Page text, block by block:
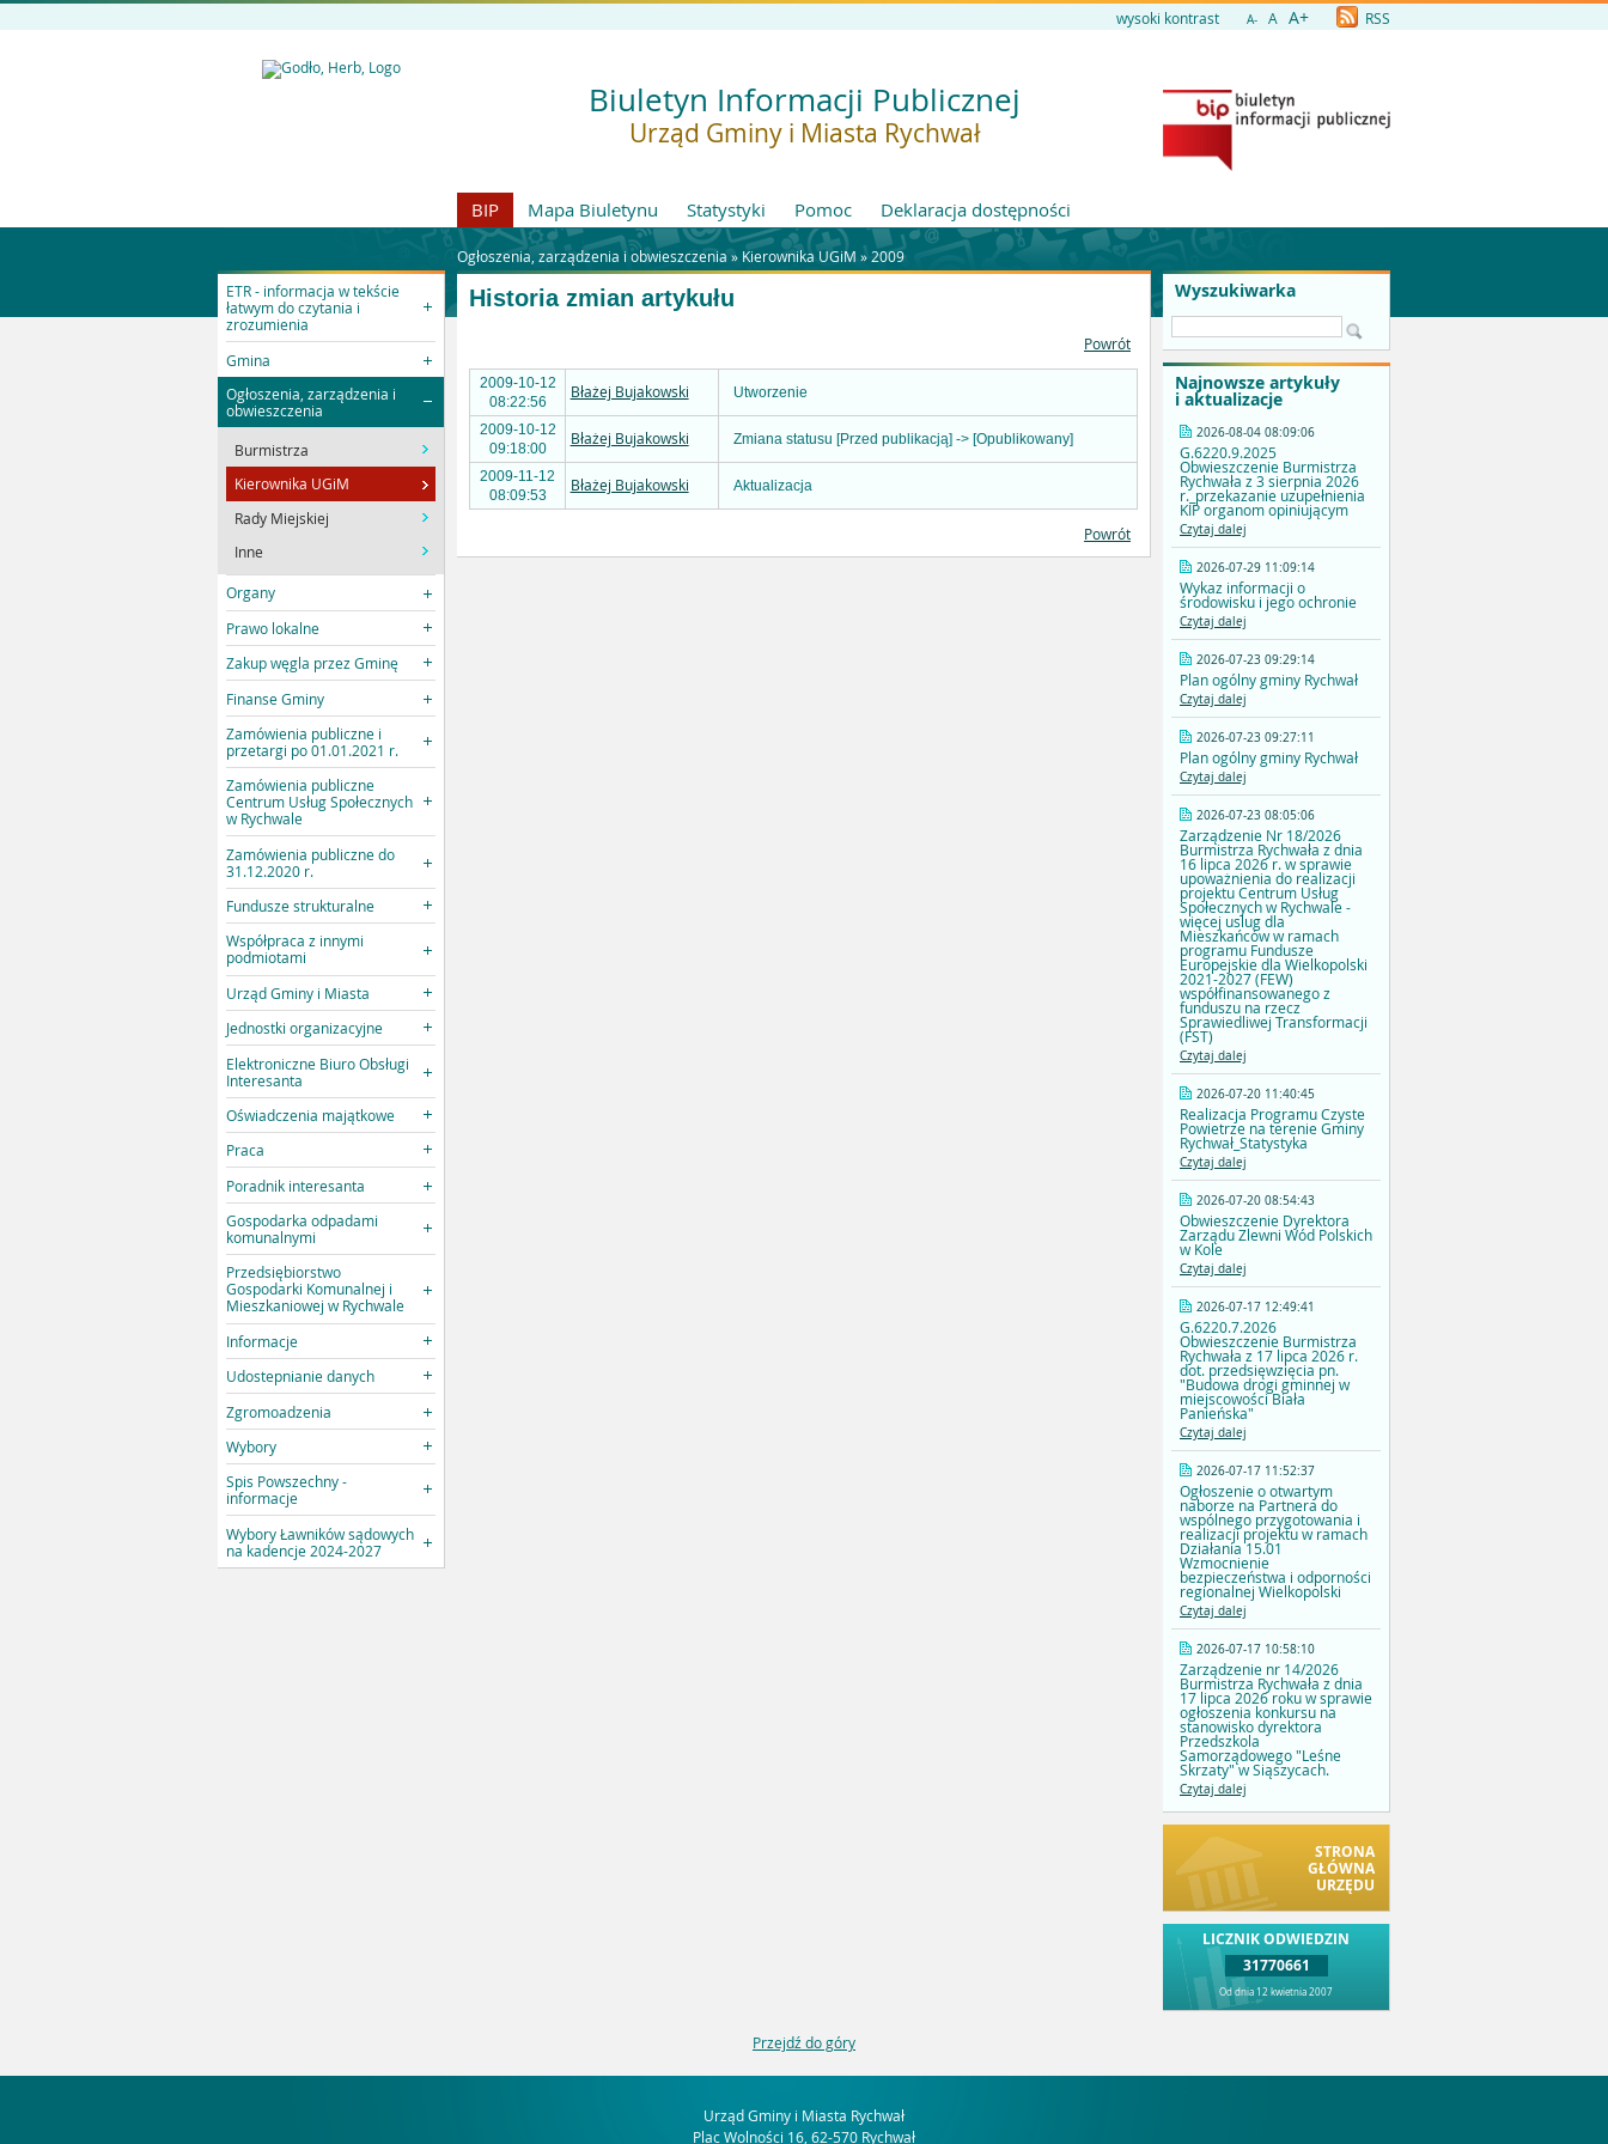
wysoki kontrast A- A A+ RSS
Biuletyn Informacji Publicznej
Urząd Gminy i Miasta Rychwał
BIP Mapa Biuletynu Statystyki Pomoc Deklaracja dostępności
Ogłoszenia, zarządzenia i obwieszczenia » Kierownika UGiM » 2009
ETR - informacja w tekście
łatwym do czytania i
zrozumienia
Gmina
Ogłoszenia, zarządzenia i
obwieszczenia
Burmistrza
Kierownika UGiM
Rady Miejskiej
Inne
Organy
Prawo lokalne
Zakup węgla przez Gminę
Finanse Gminy
Zamówienia publiczne i
przetargi po 01.01.2021 r.
Zamówienia publiczne
Centrum Usług Społecznych
w Rychwale
Zamówienia publiczne do
31.12.2020 r.
Fundusze strukturalne
Współpraca z innymi
podmiotami
Urząd Gminy i Miasta
Jednostki organizacyjne
Elektroniczne Biuro Obsługi
Interesanta
Oświadczenia majątkowe
Praca
Poradnik interesanta
Gospodarka odpadami
komunalnymi
Przedsiębiorstwo
Gospodarki Komunalnej i
Mieszkaniowej w Rychwale
Informacje
Udostepnianie danych
Zgromoadzenia
Wybory
Spis Powszechny -
informacje
Wybory Ławników sądowych
na kadencje 2024-2027
Wyszukiwarka
Najnowsze artykuły
i aktualizacje
2026-08-04 08:09:06
G.6220.9.2025
Obwieszczenie Burmistrza
Rychwała z 3 sierpnia 2026
r._przekazanie uzupełnienia
KIP organom opiniującym
Czytaj dalej
2026-07-29 11:09:14
Wykaz informacji o
środowisku i jego ochronie
Czytaj dalej
2026-07-23 09:29:14
Plan ogólny gminy Rychwał
Czytaj dalej
2026-07-23 09:27:11
Plan ogólny gminy Rychwał
Czytaj dalej
2026-07-23 08:05:06
Zarządzenie Nr 18/2026
Burmistrza Rychwała z dnia
16 lipca 2026 r. w sprawie
upoważnienia do realizacji
projektu Centrum Usług
Społecznych w Rychwale -
więcej uslug dla
Mieszkańców w ramach
programu Fundusze
Europejskie dla Wielkopolski
2021-2027 (FEW)
współfinansowanego z
funduszu na rzecz
Sprawiedliwej Transformacji
(FST)
Czytaj dalej
2026-07-20 11:40:45
Realizacja Programu Czyste
Powietrze na terenie Gminy
Rychwał_Statystyka
Czytaj dalej
2026-07-20 08:54:43
Obwieszczenie Dyrektora
Zarządu Zlewni Wód Polskich
w Kole
Czytaj dalej
2026-07-17 12:49:41
G.6220.7.2026
Obwieszczenie Burmistrza
Rychwała z 17 lipca 2026 r.
dot. przedsięwzięcia pn.
"Budowa drogi gminnej w
miejscowości Biała
Panieńska"
Czytaj dalej
2026-07-17 11:52:37
Ogłoszenie o otwartym
naborze na Partnera do
wspólnego przygotowania i
realizacji projektu w ramach
Działania 15.01
Wzmocnienie
bezpieczeństwa i odporności
regionalnej Wielkopolski
Czytaj dalej
2026-07-17 10:58:10
Zarządzenie nr 14/2026
Burmistrza Rychwała z dnia
17 lipca 2026 roku w sprawie
ogłoszenia konkursu na
stanowisko dyrektora
Przedszkola
Samorządowego "Leśne
Skrzaty" w Siąszycach.
Czytaj dalej
STRONA
GŁÓWNA
URZĘDU
LICZNIK ODWIEDZIN
31770661
Od dnia 12 kwietnia 2007
Historia zmian artykułu
Powrót
2009-10-12
08:22:56
Błażej Bujakowski Utworzenie
2009-10-12
09:18:00
Błażej Bujakowski Zmiana statusu [Przed publikacją] -> [Opublikowany]
2009-11-12
08:09:53
Błażej Bujakowski Aktualizacja
Powrót
Przejdź do góry
Urząd Gminy i Miasta Rychwał
Plac Wolności 16, 62-570 Rychwał